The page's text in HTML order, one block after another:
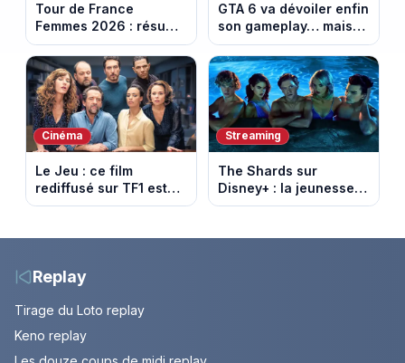
Tour de France
Femmes 2026 : résumé
vidéo de la 6e étape
entre Montbrison et
Tournon-sur-Rhône
GTA 6 va dévoiler enfin
son gameplay… mais
d’abord sur Netflix
Cinéma
Le Jeu : ce film
rediffusé sur TF1 est
adapté d’un succès
phénomène mondial
Streaming
The Shards sur
Disney+ : la jeunesse
dorée de Los Angeles
les années 80
Replay
Tirage du Loto replay
Keno replay